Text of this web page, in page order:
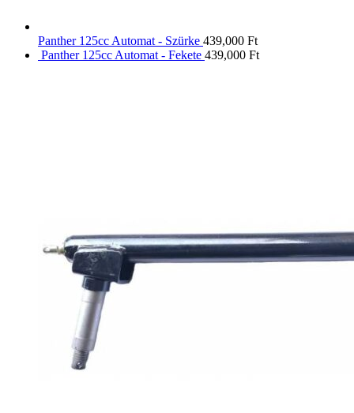
Panther 125cc Automat - Szürke 439,000 Ft
Panther 125cc Automat - Fekete 439,000 Ft